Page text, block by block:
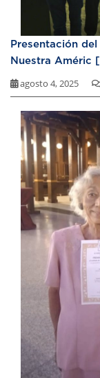
Presentación
Nuestra Améric
agosto 4, 2025